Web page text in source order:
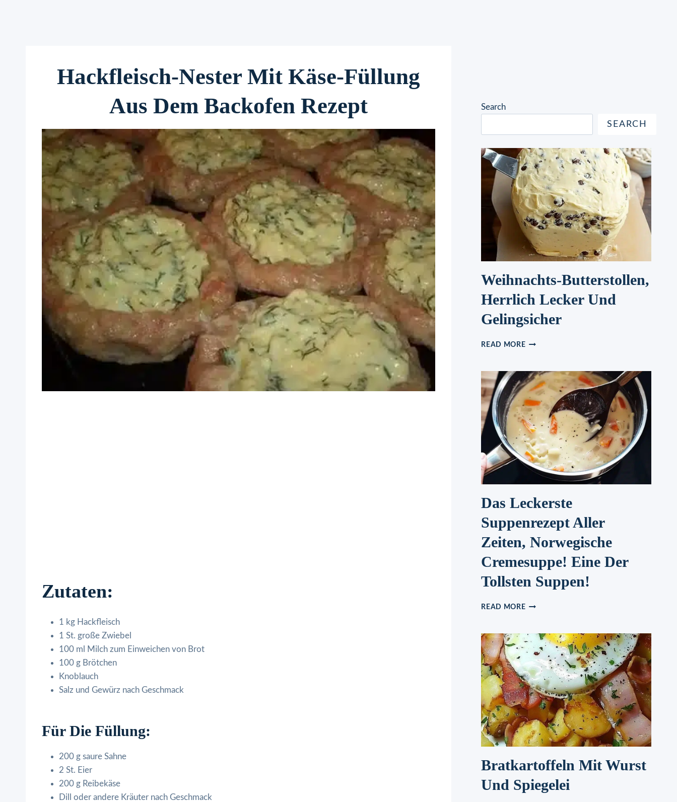
Hackfleisch-Nester Mit Käse-Füllung
Aus Dem Backofen Rezept
Zutaten:
1 kg Hackfleisch
1 St. große Zwiebel
100 ml Milch zum Einweichen von Brot
100 g Brötchen
Knoblauch
Salz und Gewürz nach Geschmack
Für Die Füllung:
200 g saure Sahne
2 St. Eier
200 g Reibekäse
Dill oder andere Kräuter nach Geschmack
Search
SEARCH
Weihnachts-Butterstollen,
Herrlich Lecker Und
Gelingsicher
READ MOREWEIHNACHTS-
LECKER
UND
GELINGSICHER
Das Leckerste
Suppenrezept Aller
Zeiten, Norwegische
Cremesuppe! Eine Der
Tollsten Suppen!
READ MOREDAS
ALLER
ZEITEN,
NORWEGISCHE
CREMESUPPE!
EINE
DER
TOLLSTEN
SUPPEN!
Bratkartoffeln Mit Wurst
Und Spiegelei